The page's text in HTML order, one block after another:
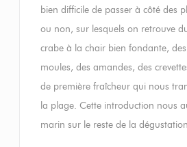
bien difficile de passer à côté des
ou non, sur lesquels on retrouve
crabe à la chair bien fondante,
moules, des amandes, des
de première fraîcheur qui nous
la plage. Cette introduction nous
marin sur le reste de la